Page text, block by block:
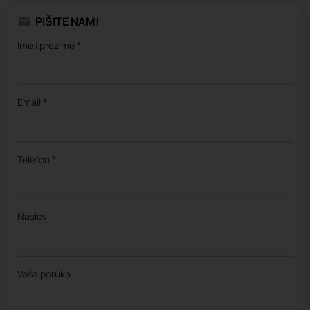
PIŠITE NAM!
Ime i prezime *
Email *
Telefon *
Naslov
Vaša poruka